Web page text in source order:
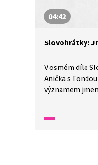
04:42
Slovohrátky:
V osmém díle
Anička s
významem
dozvíte v tomto